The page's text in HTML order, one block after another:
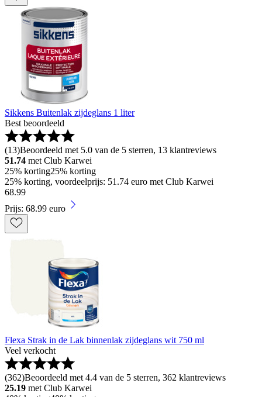
Sikkens Buitenlak zijdeglans 1 liter
Best beoordeeld
(13)Beoordeeld met 5.0 van de 5 sterren, 13 klantreviews
51.74 met Club Karwei
25% korting25% korting
25% korting, voordeelprijs: 51.74 euro met Club Karwei
68.99
Prijs: 68.99 euro
Flexa Strak in de Lak binnenlak zijdeglans wit 750 ml
Veel verkocht
(362)Beoordeeld met 4.4 van de 5 sterren, 362 klantreviews
25.19 met Club Karwei